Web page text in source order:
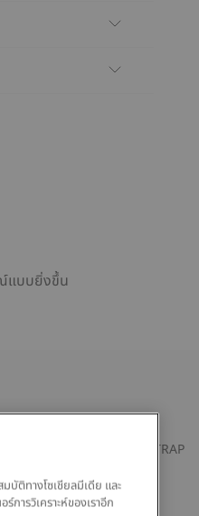
แบบยิ่งขึ้น
BLACK RUBBER STRAP
ยถอดเปลี่ยนเองได้
บัติทางโซเชียลมีเดีย และ
การวิเคราะห์ของเราอีก